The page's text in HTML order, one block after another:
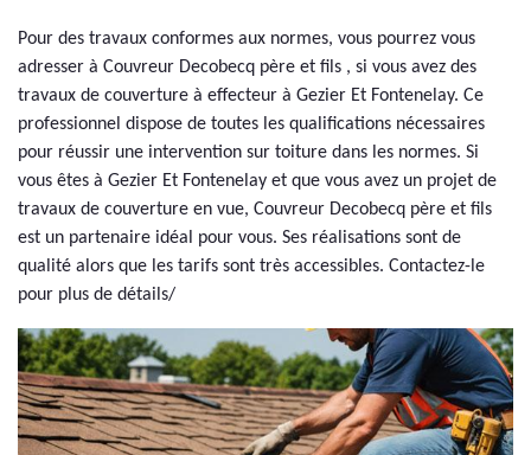
Pour des travaux conformes aux normes, vous pourrez vous
adresser à Couvreur Decobecq père et fils , si vous avez des
travaux de couverture à effecteur à Gezier Et Fontenelay. Ce
professionnel dispose de toutes les qualifications nécessaires
pour réussir une intervention sur toiture dans les normes. Si
vous êtes à Gezier Et Fontenelay et que vous avez un projet de
travaux de couverture en vue, Couvreur Decobecq père et fils
est un partenaire idéal pour vous. Ses réalisations sont de
qualité alors que les tarifs sont très accessibles. Contactez-le
pour plus de détails/